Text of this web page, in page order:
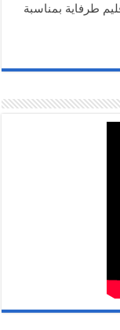
طرفاية بمناسبة